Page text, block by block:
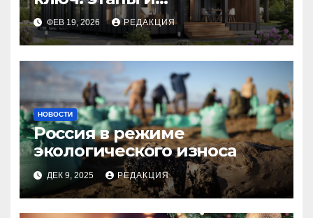
планирование бюджета
ФЕВ 19, 2026 РЕДАКЦИЯ
НОВОСТИ
Россия в режиме
экологического износа
ДЕК 9, 2025 РЕДАКЦИЯ